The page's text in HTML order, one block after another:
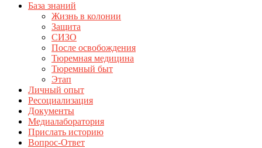
База знаний
Жизнь в колонии
Защита
СИЗО
После освобождения
Тюремная медицина
Тюремный быт
Этап
Личный опыт
Ресоциализация
Документы
Медиалаборатория
Прислать историю
Вопрос-Ответ